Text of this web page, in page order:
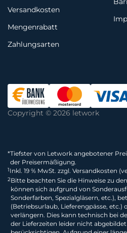
Versandkosten
Mengenrabatt
Zahlungsarten
Copyright © 2026 letwork
*Tiefster von Letwork angebotener
der Preisermäßigung.
1Inkl. 19 % MwSt. zzgl. Versandkosten
2Bitte beachten Sie die Hinweise zu
können sich aufgrund von
Sonderfarben, Spezialgläsern, etc.),
(Betriebsurlaub, Lieferengpässe,
verlängern. Dies kann technisch bei
der Lieferzeiten leider nicht abgebildet